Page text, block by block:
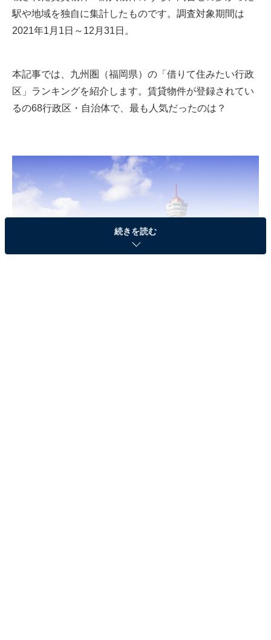
駅や地域を独自に集計したものです。調査対象期間は
2021年1月1日～12月31日。
本記事では、九州圏（福岡県）の「借りて住みたい行政
区」ランキングを紹介します。賃貸物件が登録されてい
るの68行政区・自治体で、最も人気だったのは？
続きを読む